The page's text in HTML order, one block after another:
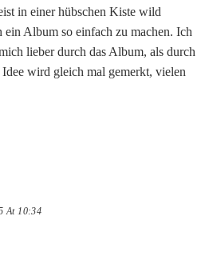
in einer hübschen Kiste wild
ein Album so einfach zu machen. Ich
lieber durch das Album, als durch
wird gleich mal gemerkt, vielen
At 10:34